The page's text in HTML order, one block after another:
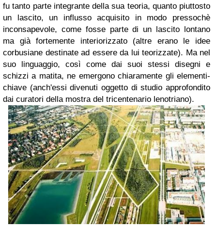
fu tanto parte integrante della sua teoria, quanto piuttosto
un lascito, un influsso acquisito in modo pressochè
inconsapevole, come fosse parte di un lascito lontano
ma già fortemente interiorizzato (altre erano le idee
corbusiane destinate ad essere da lui teorizzate). Ma nel
suo linguaggio, così come dai suoi stessi disegni e
schizzi a matita, ne emergono chiaramente gli elementi-
chiave (anch'essi divenuti oggetto di studio approfondito
dai curatori della mostra del tricentenario lenotriano).